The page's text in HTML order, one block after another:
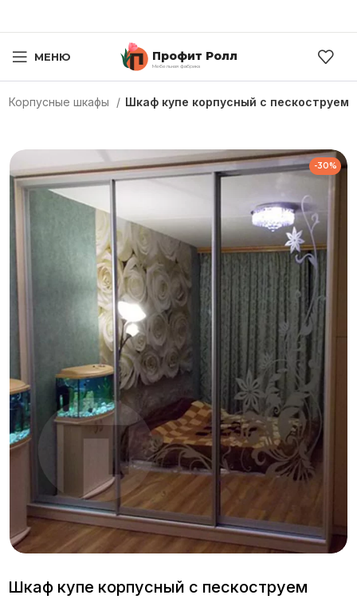
МЕНЮ Профит Ролл
Мебельная фабрика
Корпусные шкафы Шкаф купе корпусный с пескоструем
-30%
Шкаф купе корпусный с пескоструем